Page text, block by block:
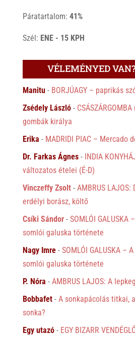
Páratartalom: 41%
Szél: ENE - 15 KPH
VÉLEMÉNYED
Manitu- BORJÚAGY – paprikás
Zsédely László-
gombák királya
Erika - MADRIDI PIAC – Mercado
Dr. Farkas Ágnes- INDIA
változatos ételei (É-D)
Vinczeffy Zsolt- AMBRUS LAJOS:
erdélyi borász, költő
Csíki Sándor- SOMLÓI GALUSKA
somlói galuska története
Nagy Imre- SOMLÓI GALUSKA –
somlói galuska története
P. Nóra - AMBRUS LAJOS: A
Bobbafet- A sonkapácolás titkai,
sonka?
Egy utazó- EGY BIZARR